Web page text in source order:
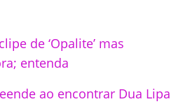
de ‘Opalite’ mas
entenda
ao encontrar Dua Lipa